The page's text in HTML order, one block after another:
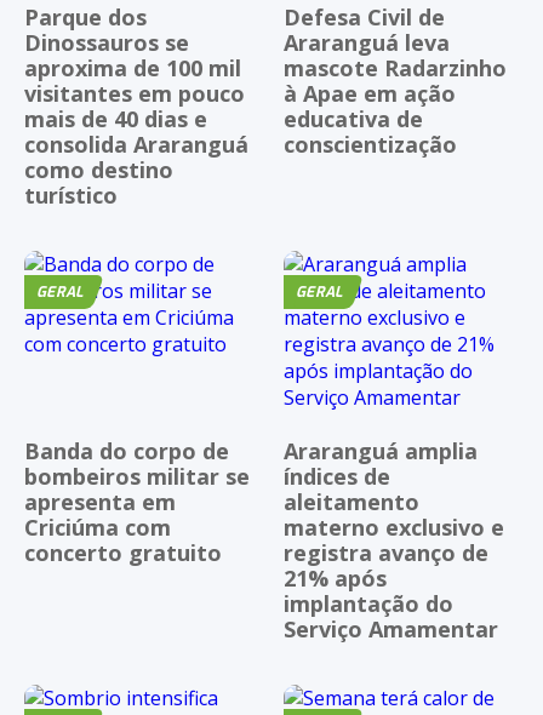
Parque dos
Dinossauros se
aproxima de 100 mil
visitantes em pouco
mais de 40 dias e
consolida Araranguá
como destino
turístico
Defesa Civil de
Araranguá leva
mascote Radarzinho
à Apae em ação
educativa de
conscientização
GERAL
Banda do corpo de
bombeiros militar se
apresenta em
Criciúma com
concerto gratuito
GERAL
Araranguá amplia
índices de
aleitamento
materno exclusivo e
registra avanço de
21% após
implantação do
Serviço Amamentar